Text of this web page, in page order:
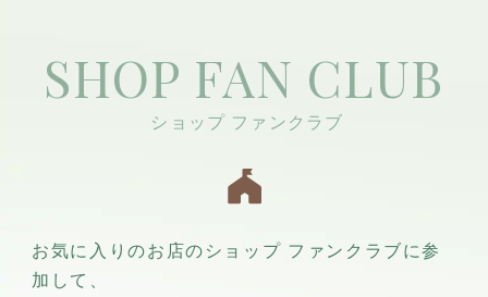
SHOP FAN CLUB
お気に入りのお店のショップ ファンクラブに参
加して、